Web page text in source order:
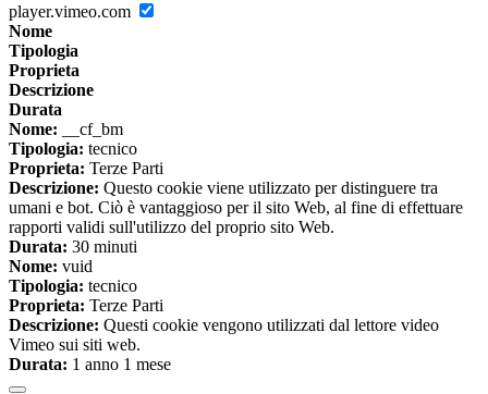
player.vimeo.com
Nome
Tipologia
Proprieta
Descrizione
Durata
Nome: __cf_bm
Tipologia: tecnico
Proprieta: Terze Parti
Descrizione: Questo cookie viene utilizzato per distinguere tra
umani e bot. Ciò è vantaggioso per il sito Web, al fine di effettuare
rapporti validi sull'utilizzo del proprio sito Web.
Durata: 30 minuti
Nome: vuid
Tipologia: tecnico
Proprieta: Terze Parti
Descrizione: Questi cookie vengono utilizzati dal lettore video
Vimeo sui siti web.
Durata: 1 anno 1 mese